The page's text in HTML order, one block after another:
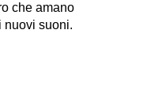
che amano
nuovi suoni.